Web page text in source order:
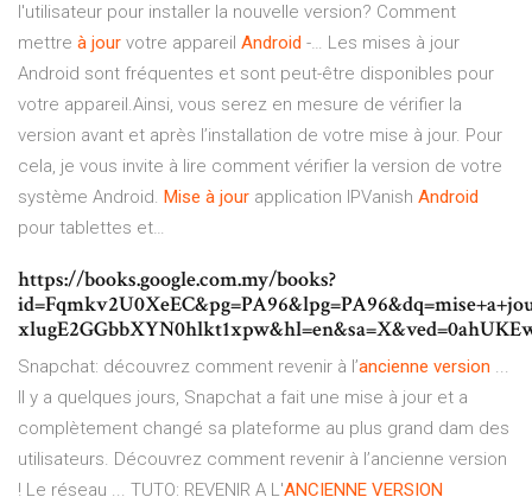
l'utilisateur pour installer la nouvelle version? Comment
mettre à jour votre appareil Android -… Les mises à jour
Android sont fréquentes et sont peut-être disponibles pour
votre appareil.Ainsi, vous serez en mesure de vérifier la
version avant et après l’installation de votre mise à jour. Pour
cela, je vous invite à lire comment vérifier la version de votre
système Android. Mise à jour application IPVanish Android
pour tablettes et…
https://books.google.com.my/books?
Snapchat: découvrez comment revenir à l’ancienne version ...
Il y a quelques jours, Snapchat a fait une mise à jour et a
complètement changé sa plateforme au plus grand dam des
utilisateurs. Découvrez comment revenir à l’ancienne version
! Le réseau ... TUTO: REVENIR A L'ANCIENNE VERSION